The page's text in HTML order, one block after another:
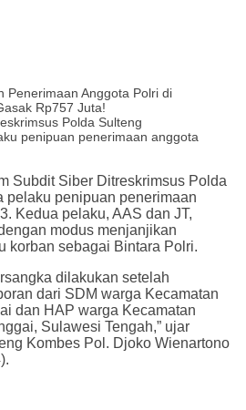
Polda Sulteng
penipuan penerimaan anggota
Subdit Siber Ditreskrimsus Polda
pelaku penipuan penerimaan
Kedua pelaku, AAS dan JT,
modus menjanjikan
korban sebagai Bintara Polri.
dilakukan setelah
dari SDM warga Kecamatan
dan HAP warga Kecamatan
Sulawesi Tengah,” ujar
Kombes Pol. Djoko Wienartono